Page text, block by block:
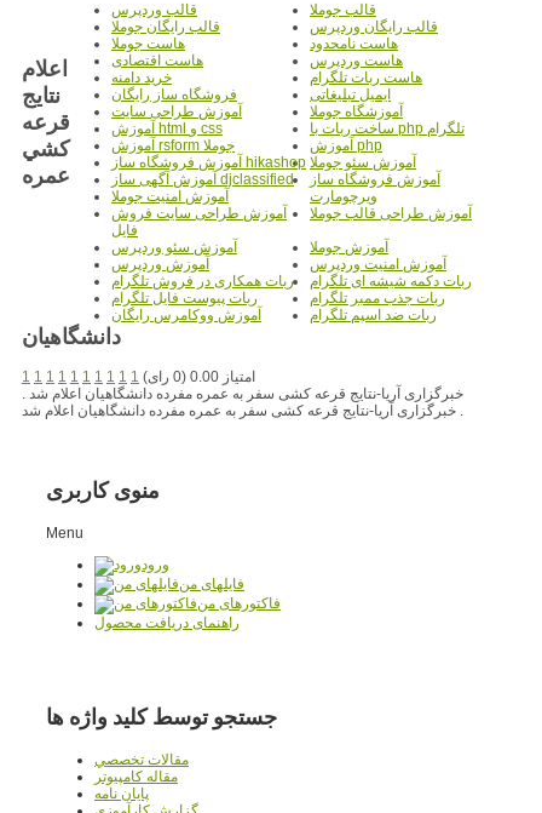
قالب جوملا
قالب وردپرس
قالب رایگان وردپرس
قالب رایگان جوملا
هاست نامحدود
هاست جوملا
هاست وردپرس
هاست اقتصادی
هاست ربات تلگرام
خرید دامنه
ایمیل تبلیغاتی
فروشگاه ساز رایگان
آموزشگاه جوملا
آموزش طراحی سایت
ساخت ربات با php تلگرام
آموزش html و css
آموزش php
آموزش rsform جوملا
آموزش سئو جوملا آموزش فروشگاه ساز hikashop
آموزش فروشگاه ساز
ویرچومارت
آموزش آگهی ساز djclassified
آموزش امنیت جوملا
آموزش طراحی قالب جوملا
آموزش طراحی سایت فروش
فایل
آموزش جوملا
آموزش سئو وردپرس
آموزش امنیت وردپرس
آموزش وردپرس
ربات دکمه شیشه ای تلگرام
ربات همکاری در فروش تلگرام
ربات جذب ممبر تلگرام
ربات پیوست فایل تلگرام
ربات ضد اسپم تلگرام
آموزش ووکامرس رایگان
اعلام
نتايج
قرعه
کشي
عمره
دانشگاهيان
1 1 1 1 1 1 1 1 1 1
امتیاز 0.00 (0 رای)
خبرگزاری آریا-نتایج قرعه کشی سفر به عمره مفرده دانشگاهیان اعلام شد .
خبرگزاری آریا-نتایج قرعه کشی سفر به عمره مفرده دانشگاهیان اعلام شد .
منوی کاربری
Menu
ورود
فایلهای من
فاکتورهای من
راهنمای دریافت محصول
جستجو توسط کلید واژه ها
مقالات تخصصي
مقاله کامپیوتر
پایان نامه